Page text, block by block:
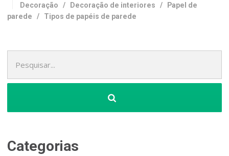
Decoração / Decoração de interiores /
Papel de
parede / Tipos de papéis de parede
por:
Categorias